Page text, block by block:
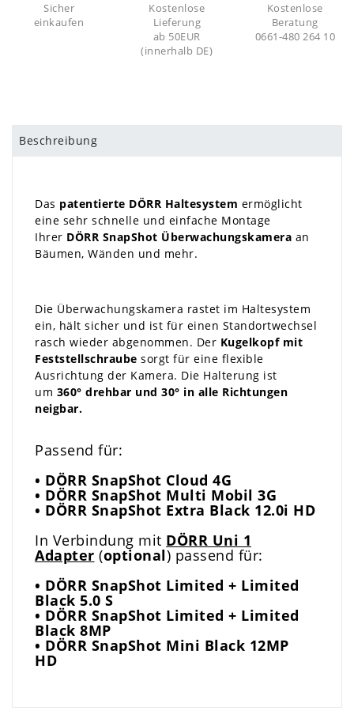
Sicher
einkaufen
Kostenlose
Lieferung
ab 50EUR
(innerhalb DE)
Kostenlose
Beratung
0661-480 264 10
Beschreibung
Das patentierte DÖRR Haltesystem ermöglicht
eine sehr schnelle und einfache Montage
Ihrer DÖRR SnapShot Überwachungskamera an
Bäumen, Wänden und mehr.
Die Überwachungskamera rastet im Haltesystem
ein, hält sicher und ist für einen Standortwechsel
rasch wieder abgenommen. Der Kugelkopf mit
Feststellschraube sorgt für eine flexible
Ausrichtung der Kamera. Die Halterung ist
um 360° drehbar und 30° in alle Richtungen
neigbar.
Passend für:
• DÖRR SnapShot Cloud 4G
• DÖRR SnapShot Multi Mobil 3G
• DÖRR SnapShot Extra Black 12.0i HD
In Verbindung mit DÖRR Uni 1
Adapter (optional) passend für:
• DÖRR SnapShot Limited + Limited
Black 5.0 S
• DÖRR SnapShot Limited + Limited
Black 8MP
• DÖRR SnapShot Mini Black 12MP
HD